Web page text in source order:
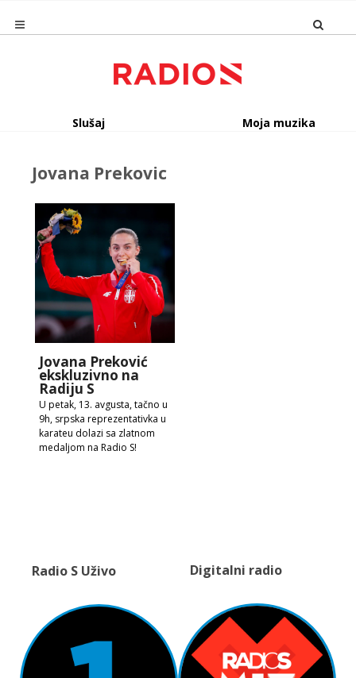
Slušaj Moja muzika
Jovana Prekovic
Jovana Preković
ekskluzivno na
Radiju S
U petak, 13. avgusta, tačno u
9h, srpska reprezentativka u
karateu dolazi sa zlatnom
medaljom na Radio S!
Radio S Uživo Digitalni radio